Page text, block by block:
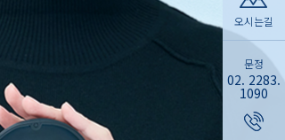
오시는길
문정
02. 2283.
1090